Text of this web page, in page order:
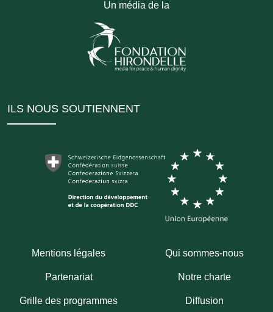
Un média de la
ILS NOUS SOUTIENNENT
Mentions légales Qui sommes-nous
Partenariat Notre charte
Grille des programmes Diffusion